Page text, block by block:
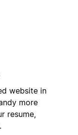
website in
more
resume,